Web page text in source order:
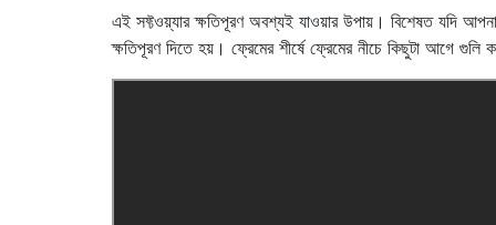
এই সফ্টওয়্যার ক্ষতিপূরণ অবশ্যই যাওয়ার উপায়। বিশেষত যদি
ক্ষতিপূরণ দিতে হয়। ফ্রেমের শীর্ষে ফ্রেমের নীচে কিছুটা আগে গুলি